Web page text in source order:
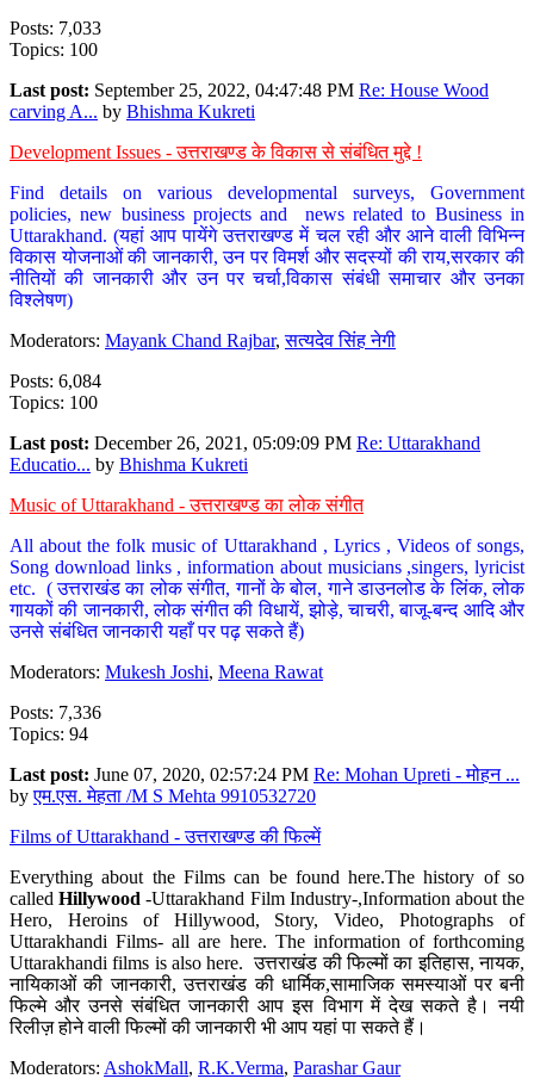
Posts: 7,033
Topics: 100
Last post: September 25, 2022, 04:47:48 PM Re: House Wood
carving A... by Bhishma Kukreti
Development Issues - उत्तराखण्ड के विकास से संबंधित मुद्दे !
Find details on various developmental surveys, Government
policies, new business projects and news related to Business in
Uttarakhand. (यहां आप पायेंगे उत्तराखण्ड में चल रही और आने वाली विभिन्न
विकास योजनाओं की जानकारी, उन पर विमर्श और सदस्यों की राय,सरकार की
नीतियों की जानकारी और उन पर चर्चा,विकास संबंधी समाचार और उनका
विश्लेषण)
Moderators: Mayank Chand Rajbar,सत्यदेव सिंह नेगी
Posts: 6,084
Topics: 100
Last post: December 26, 2021, 05:09:09 PM Re: Uttarakhand
Educatio... by Bhishma Kukreti
Music of Uttarakhand - उत्तराखण्ड का लोक संगीत
All about the folk music of Uttarakhand , Lyrics , Videos of songs,
Song download links , information about musicians ,singers, lyricist
etc. ( उत्तराखंड का लोक संगीत, गानों के बोल, गाने डाउनलोड के लिंक, लोक
गायकों की जानकारी, लोक संगीत की विधायें, झोड़े, चाचरी, बाजू-बन्द आदि और
उनसे संबंधित जानकारी यहाँ पर पढ़ सकते हैं)
Moderators: Mukesh Joshi, Meena Rawat
Posts: 7,336
Topics: 94
Last post: June 07, 2020, 02:57:24 PM Re: Mohan Upreti - मोहन ...
byएम.एस. मेहता /M S Mehta 9910532720
Films of Uttarakhand - उत्तराखण्ड की फिल्में
Everything about the Films can be found here.The history of so
calledHillywood-Uttarakhand Film Industry-,Information about the
Hero, Heroins of Hillywood, Story, Video, Photographs of
Uttarakhandi Films- all are here. The information of forthcoming
Uttarakhandi films is also here. उत्तराखंड की फिल्मों का इतिहास, नायक,
नायिकाओं की जानकारी, उत्तराखंड की धार्मिक,सामाजिक समस्याओं पर बनी
फिल्मे और उनसे संबंधित जानकारी आप इस विभाग में देख सकते है। नयी
रिलीज़ होने वाली फिल्मों की जानकारी भी आप यहां पा सकते हैं।
Moderators: AshokMall, R.K.Verma, Parashar Gaur